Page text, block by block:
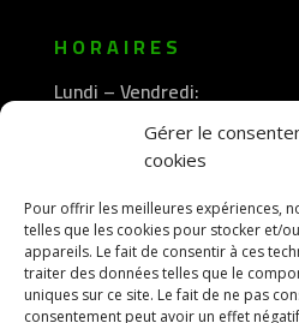
Gérer le
cookies
Pour offrir les meilleures expériences,
telles que les cookies pour stocker et/
appareils. Le fait de consentir à ces
traiter des données telles que le
uniques sur ce site. Le fait de ne pas
consentement peut avoir un effet
HORAIRES
Lundi – Vendredi:
8h30 -12h00
—————-
13h30 -18h00